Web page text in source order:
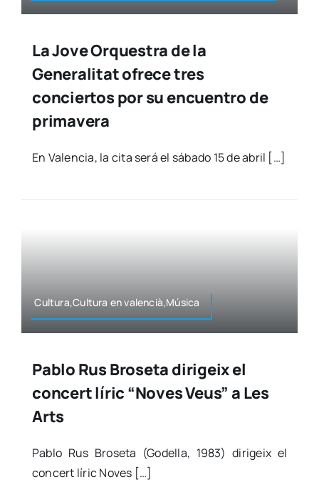
La Jove Orquestra de la
Generalitat ofrece tres
conciertos por su encuentro de
primavera
En Valen­cia, la cita será el sába­do 15 de abril […]
Cultura,Cultura en valencià,Música
Pablo Rus Broseta dirigeix el
concert líric “Noves Veus” a Les
Arts
Pablo Rus Bro­se­ta (Gode­lla, 1983) diri­geix el
con­cert líric Noves […]